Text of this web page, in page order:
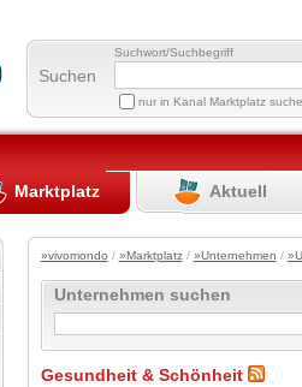
Suchen
Suchwort/Suchbegriff
nur in Kanal Marktplatz
Marktplatz Aktuell
»vivomondo / »Marktplatz/ »Unternehmen /
Unternehmen suchen
Gesundheit & Schönheit